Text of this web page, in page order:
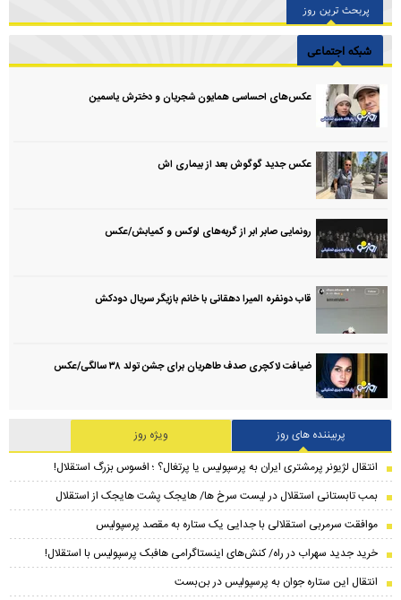
پربحث ترین روز
شبکه اجتماعی
عکس‌های احساسی همایون شجریان و دخترش یاسمین
عکس جدید گوگوش بعد از بیماری اش
رونمایی صابر ابر از گربه‌های لوکس و کمیابش/عکس
قاب دونفره المیرا دهقانی با خانم بازیگر سریال دودکش
ضیافت لاکچری صدف طاهریان برای جشن تولد ۳۸ سالگی‌/عکس
پربیننده های روز
ویژه روز
انتقال لژیونر پرمشتری ایران به پرسپولیس یا پرتغال؟ ؛ افسوس بزرگ استقلال!
بمب تابستانی استقلال در لیست سرخ ها/ هایجک پشت هایجک از استقلال
موافقت سرمربی استقلالی با جدایی یک ستاره به مقصد پرسپولیس
خرید جدید سهراب در راه/ کنش‌های اینستاگرامی هافبک پرسپولیس با استقلال!
انتقال این ستاره جوان به پرسپولیس در بن‌بست